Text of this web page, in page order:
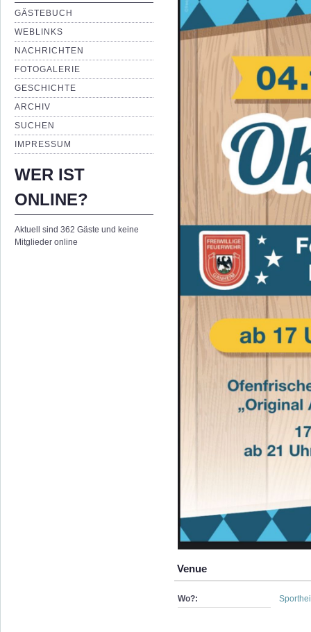
GÄSTEBUCH
WEBLINKS
NACHRICHTEN
FOTOGALERIE
GESCHICHTE
ARCHIV
SUCHEN
IMPRESSUM
WER IST
ONLINE?
Aktuell sind 362 Gäste und keine
Mitglieder online
Venue
Wo?: